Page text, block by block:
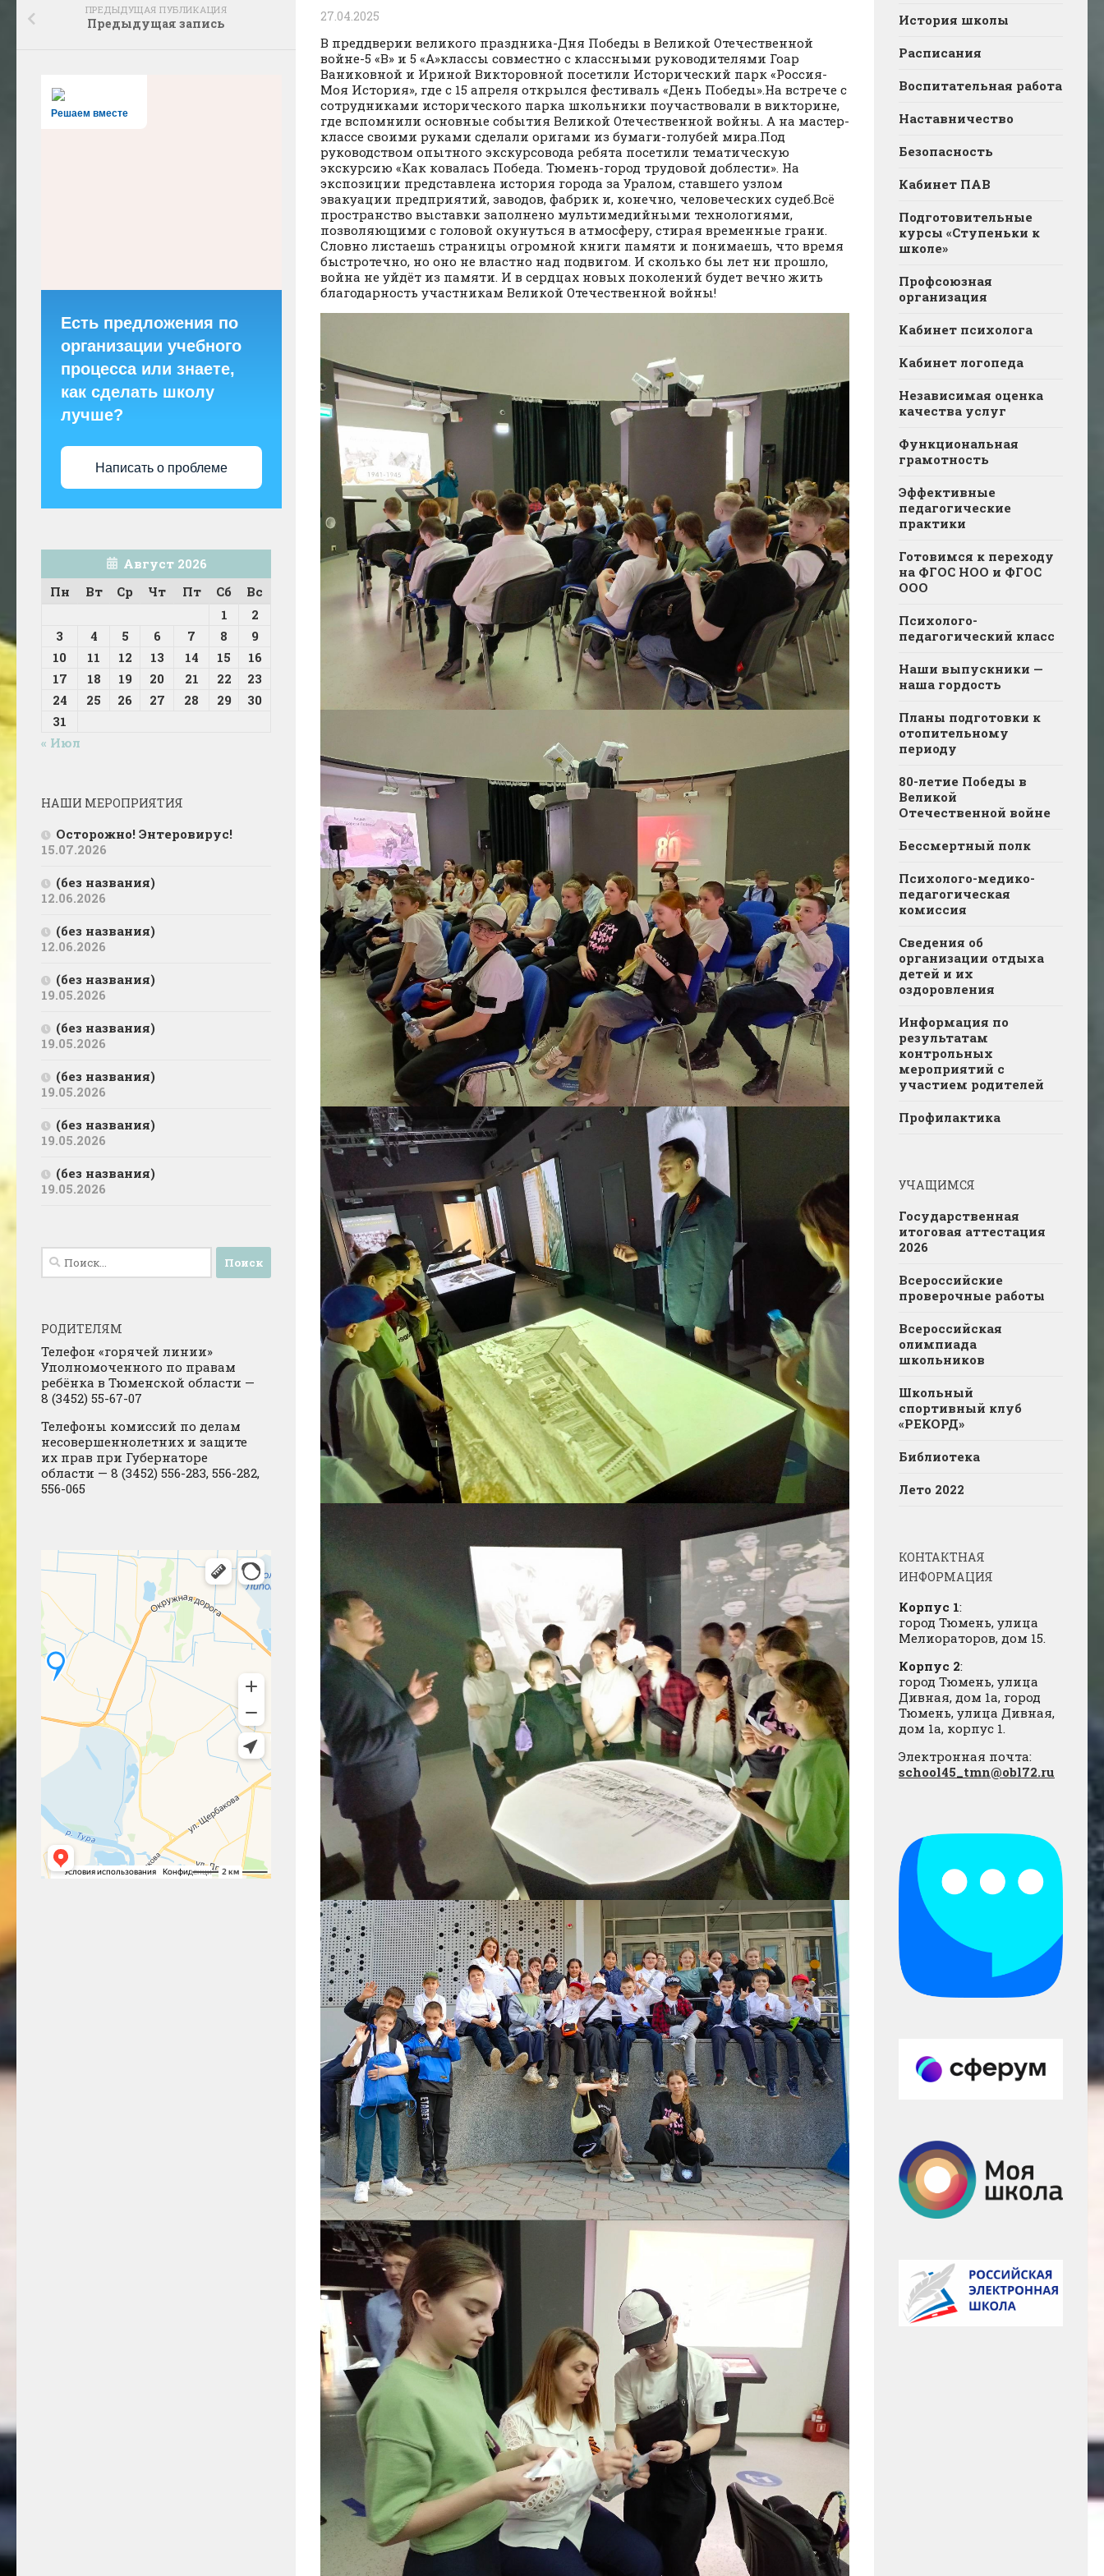
27.04.2025
В преддверии великого праздника-Дня Победы в Великой Отечественной
войне-5 «В» и 5 «А»классы совместно с классными руководителями Гоар
Ваниковной и Ириной Викторовной посетили Исторический парк «Россия-
Моя История», где с 15 апреля открылся фестиваль «День Победы».На встрече с
сотрудниками исторического парка школьники поучаствовали в викторине,
где вспомнили основные события Великой Отечественной войны. А на мастер-
классе своими руками сделали оригами из бумаги-голубей мира.Под
руководством опытного экскурсовода ребята посетили тематическую
экскурсию «Как ковалась Победа. Тюмень-город трудовой доблести». На
экспозиции представлена история города за Уралом, ставшего узлом
эвакуации предприятий, заводов, фабрик и, конечно, человеческих судеб.Всё
пространство выставки заполнено мультимедийными технологиями,
позволяющими с головой окунуться в атмосферу, стирая временные грани.
Словно листаешь страницы огромной книги памяти и понимаешь, что время
быстротечно, но оно не властно над подвигом. И сколько бы лет ни прошло,
война не уйдёт из памяти. И в сердцах новых поколений будет вечно жить
благодарность участникам Великой Отечественной войны!
ПРЕДЫДУЩАЯ ПУБЛИКАЦИЯ
Предыдущая запись
Решаем вместе
Есть предложения по
организации учебного
процесса или знаете,
как сделать школу
лучше?
Написать о проблеме
Август 2026
Пн
Вт Ср Чт Пт Сб
Вс
1
2
3
4 5 6 7 8
9
10
11 12 13 14 15
16
17
18 19 20 21 22
23
24
25 26 27 28 29
30
31
« Июл
НАШИ МЕРОПРИЯТИЯ
Осторожно! Энтеровирус!
15.07.2026
(без названия)
12.06.2026
(без названия)
12.06.2026
(без названия)
19.05.2026
(без названия)
19.05.2026
(без названия)
19.05.2026
(без названия)
19.05.2026
(без названия)
19.05.2026
Найти:
РОДИТЕЛЯМ
Телефон «горячей линии»
Уполномоченного по правам
ребёнка в Тюменской области —
8 (3452) 55-67-07
Телефоны комиссий по делам
несовершеннолетних и защите
их прав при Губернаторе
области — 8 (3452) 556-283, 556-282,
556-065
История школы
Расписания
Воспитательная работа
Наставничество
Безопасность
Кабинет ПАВ
Подготовительные
курсы «Ступеньки к
школе»
Профсоюзная
организация
Кабинет психолога
Кабинет логопеда
Независимая оценка
качества услуг
Функциональная
грамотность
Эффективные
педагогические
практики
Готовимся к переходу
на ФГОС НОО и ФГОС
ООО
Психолого-
педагогический класс
Наши выпускники —
наша гордость
Планы подготовки к
отопительному
периоду
80-летие Победы в
Великой
Отечественной войне
Бессмертный полк
Психолого-медико-
педагогическая
комиссия
Сведения об
организации отдыха
детей и их
оздоровления
Информация по
результатам
контрольных
мероприятий с
участием родителей
Профилактика
УЧАЩИМСЯ
Государственная
итоговая аттестация
2026
Всероссийские
проверочные работы
Всероссийская
олимпиада
школьников
Школьный
спортивный клуб
«РЕКОРД»
Библиотека
Лето 2022
КОНТАКТНАЯ
ИНФОРМАЦИЯ
Корпус 1:
город Тюмень, улица
Мелиораторов, дом 15.
Корпус 2:
город Тюмень, улица
Дивная, дом 1а, город
Тюмень, улица Дивная,
дом 1а, корпус 1.
Электронная почта:
school45_tmn@obl72.ru